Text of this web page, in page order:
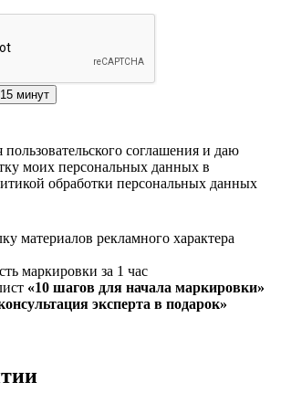
соглашения и даю
моих персональных данных в
обработки персональных данных
материалов рекламного характера
маркировки за 1 час
«10 шагов для начала маркировки»
эксперта в подарок»